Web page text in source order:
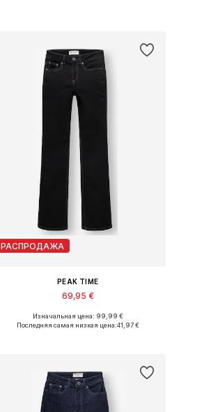
РАСПРОДАЖА
PEAK TIME
69,95 €
Доступно множество размеров
Изначальная цена: 99,99 €
Последняя самая низкая цена:41,97 €